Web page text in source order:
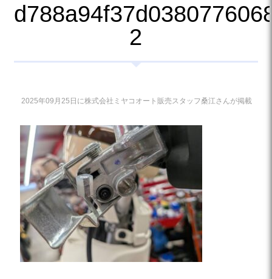
2
2025年09月25日に株式会社ミヤコオート販売スタッフ桑江さんが掲載